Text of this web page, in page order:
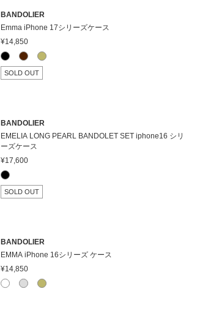
BANDOLIER
Emma iPhone 17シリーズケース
¥14,850
SOLD OUT
BANDOLIER
EMELIA LONG PEARL BANDOLET SET iphone16 シリ
ーズケース
¥17,600
SOLD OUT
BANDOLIER
EMMA iPhone 16シリーズ ケース
¥14,850